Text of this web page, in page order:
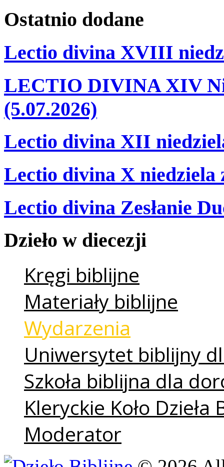
Ostatnio dodane
Lectio divina XVIII
LECTIO DIVINA XIV
(5.07.2026)
Lectio divina XII
Lectio divina X niedziela
Lectio divina Zesłanie
Dzieło w diecezji
Kręgi biblijne
Materiały biblijne
Wydarzenia
Uniwersytet biblijny
Szkoła biblijna dla
Kleryckie Koło
Moderator